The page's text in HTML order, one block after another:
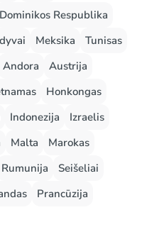
Dominikos Respublika
Meksika
Tunisas
Andora
Austrija
Honkongas
Indonezija
Izraelis
Malta
Marokas
Rumunija
Seišeliai
Prancūzija